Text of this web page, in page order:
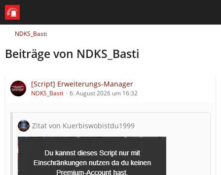
NDKS_Basti
Beiträge von NDKS_Basti
[Script] Erweiterungs-Manager
NDKS_Basti 6. August 2026 um 16:32
Zitat von Kuerbiswobistdu1999